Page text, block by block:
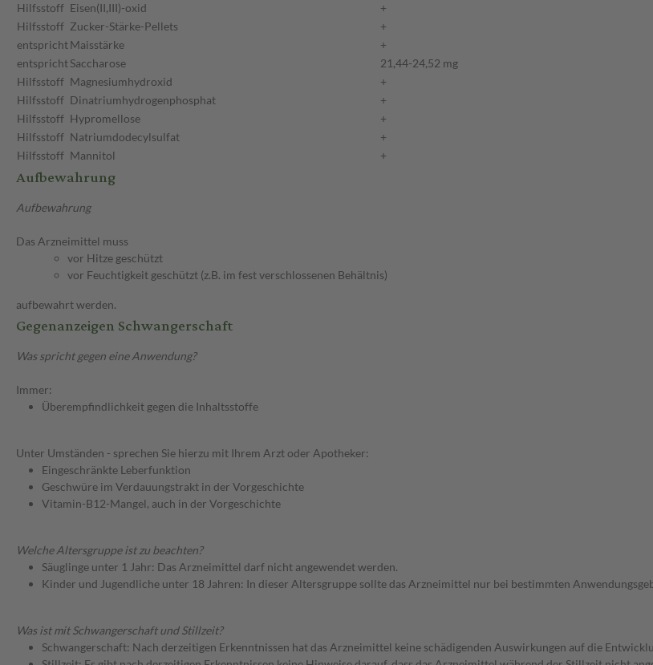
Hilfsstoff Eisen(II,III)-oxid
+
Hilfsstoff Zucker-Stärke-Pellets
+
entsprichtMaisstärke
+
entsprichtSaccharose
21,44-24,52 mg
Hilfsstoff Magnesiumhydroxid
+
Hilfsstoff Dinatriumhydrogenphosphat
+
Hilfsstoff Hypromellose
+
Hilfsstoff Natriumdodecylsulfat
+
Hilfsstoff Mannitol +
Aufbewahrung
Aufbewahrung
Das Arzneimittel muss
vor Hitze geschützt
vor Feuchtigkeit geschützt (z.B. im fest verschlossenen Behältnis)
aufbewahrt werden.
Gegenanzeigen Schwangerschaft
Was spricht gegen eine Anwendung?
Immer:
Überempfindlichkeit gegen die Inhaltsstoffe
Unter Umständen - sprechen Sie hierzu mit Ihrem Arzt oder Apotheker:
Eingeschränkte Leberfunktion
Geschwüre im Verdauungstrakt in der Vorgeschichte
Vitamin-B12-Mangel, auch in der Vorgeschichte
Welche Altersgruppe ist zu beachten?
Säuglinge unter 1 Jahr: Das Arzneimittel darf nicht angewendet werden.
Kinder und Jugendliche unter 18 Jahren: In dieser Altersgruppe sollte das Arzneimittel nur bei bestimmten
Was ist mit Schwangerschaft und Stillzeit?
Schwangerschaft: Nach derzeitigen Erkenntnissen hat das Arzneimittel keine schädigenden Auswirkungen auf die